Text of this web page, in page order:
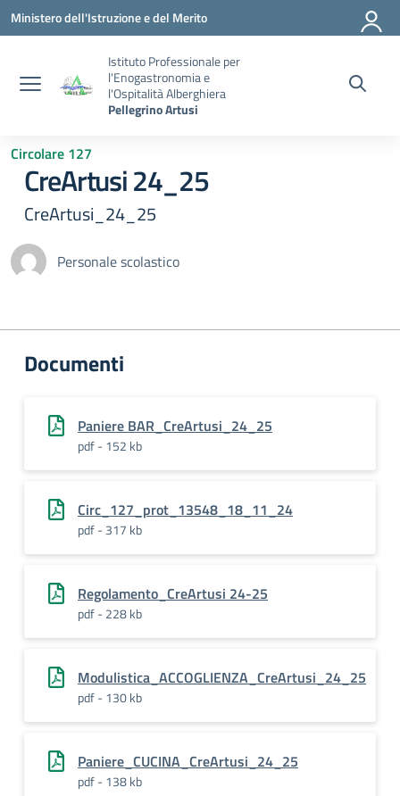
Vai ai contenuti
Vai al menu di navigazione
Vai al footer
Ministero dell'Istruzione e del Merito
Istituto Professionale per
l'Enogastronomia e
l'Ospitalità Alberghiera
Pellegrino Artusi
Circolare 127
CreArtusi 24_25
CreArtusi_24_25
Personale scolastico
Documenti
Paniere BAR_CreArtusi_24_25
pdf - 152 kb
Circ_127_prot_13548_18_11_24
pdf - 317 kb
Regolamento_CreArtusi 24-25
pdf - 228 kb
Modulistica_ACCOGLIENZA_CreArtusi_24_25
pdf - 130 kb
Paniere_CUCINA_CreArtusi_24_25
pdf - 138 kb